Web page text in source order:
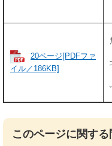
20ページ[PDFファ
イル／186KB]
このページに関する